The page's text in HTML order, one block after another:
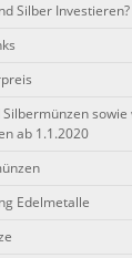
Silber Investieren?
sowie
ab 1.1.2020
Edelmetalle